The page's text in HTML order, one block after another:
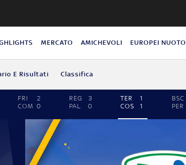
MERCATO AMICHEVOLI EUROPEI NUOTO
E Risultati Classifica
FRI
2
COM 0
REG
3
PAL
0
TER
1
COS
1
BSC
PER